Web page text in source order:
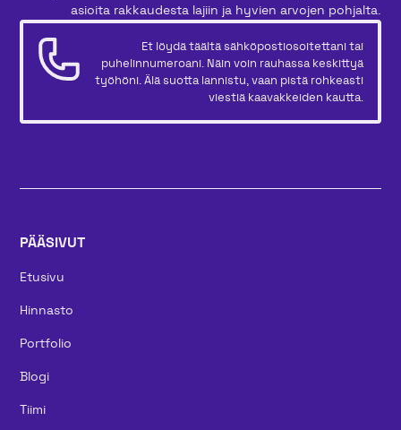
asioita rakkaudesta lajiin ja hyvien arvojen pohjalta.
Et löydä täältä sähköpostiosoitettani tai
puhelinnumeroani. Näin voin rauhassa keskittyä
työhöni. Älä suotta lannistu, vaan pistä rohkeasti
viestiä kaavakkeiden kautta.
PÄÄSIVUT
Etusivu
Hinnasto
Portfolio
Blogi
Tiimi